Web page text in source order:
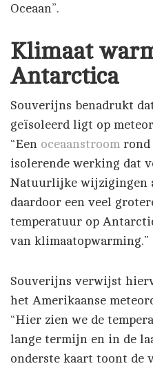
Oceaan”.
Klimaat
Antarctica
Souverijns benadrukt
geïsoleerd ligt op
“Een oceaanstroom rond
isolerende werking dat
Natuurlijke wijzigingen
daardoor een veel
temperatuur op
van klimaatopwarming.”
Souverijns verwijst
het Amerikaanse
“Hier zien we de
lange termijn en in de
onderste kaart toont de